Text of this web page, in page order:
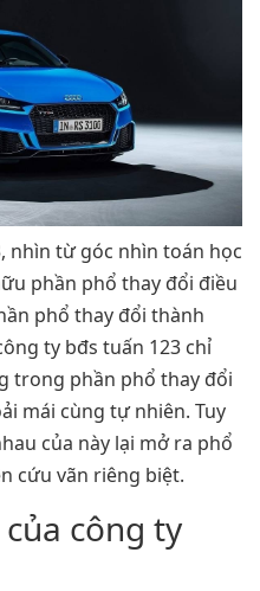
nhìn từ góc nhìn toán học
phần phổ thay đổi điều
phổ thay đổi thành
ty bđs tuấn 123 chỉ
trong phần phổ thay đổi
mái cùng tự nhiên. Tuy
của này lại mở ra phổ
cứu vãn riêng biệt.
công ty